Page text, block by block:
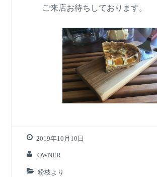
ご来店お待ちしております。
2019年10月10日
OWNER
粉枝より